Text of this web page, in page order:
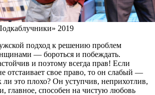
2019
подход к решению проблем
— бороться и побеждать.
и поэтому всегда прав! Если
отстаивает свое право, то он слабый —
это плохо? Он уступчив, неприхотлив,
главное, способен на чистую любовь